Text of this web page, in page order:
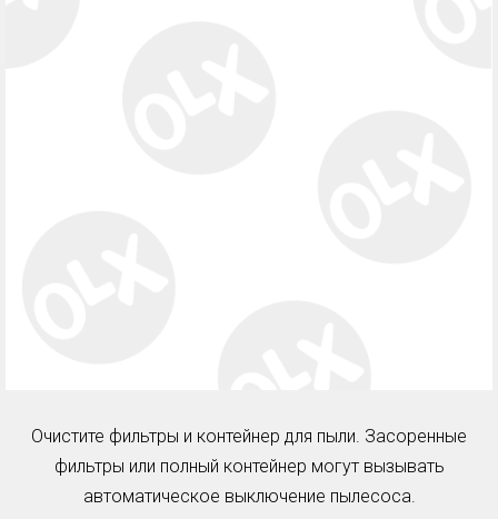
Очистите фильтры и контейнер для пыли. Засоренные
фильтры или полный контейнер могут вызывать
автоматическое выключение пылесоса.